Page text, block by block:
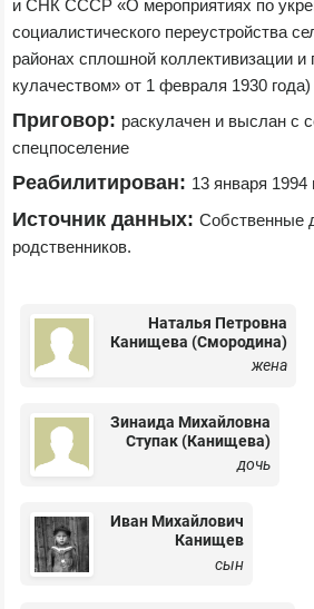
и СНК СССР «О мероприятиях по
социалистического переустройства
районах сплошной коллективизации и
кулачеством» от 1 февраля 1930 года)
Приговор: раскулачен и выслан с
спецпоселение
Реабилитирован: 13 января 1994
Источник данных: Собственные
родственников.
Наталья Петровна
Канищева (Смородина)
жена
Зинаида Михайловна
Ступак (Канищева)
дочь
Иван Михайлович
Канищев
сын